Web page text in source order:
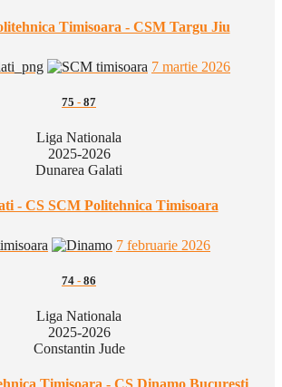
Timisoara - CSM Targu Jiu
7 martie 2026
75 - 87
Liga Nationala
2025-2026
Dunarea Galati
- CS SCM Politehnica Timisoara
7 februarie 2026
74 - 86
Liga Nationala
2025-2026
Constantin Jude